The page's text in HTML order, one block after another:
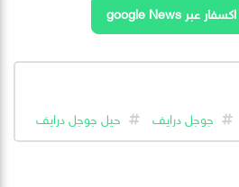
جوجل درايف حيل جوجل درايف